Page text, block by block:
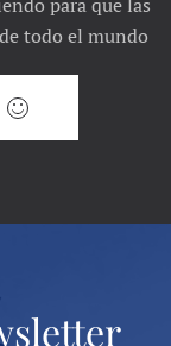
todo el mundo